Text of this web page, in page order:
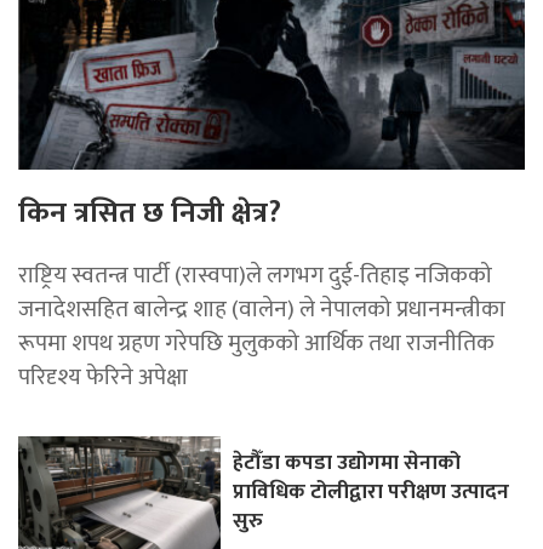
किन त्रसित छ निजी क्षेत्र?
राष्ट्रिय स्वतन्त्र पार्टी (रास्वपा)ले लगभग दुई-तिहाइ नजिकको
जनादेशसहित बालेन्द्र शाह (वालेन) ले नेपालको प्रधानमन्त्रीका
रूपमा शपथ ग्रहण गरेपछि मुलुकको आर्थिक तथा राजनीतिक
परिदृश्य फेरिने अपेक्षा
हेटौँडा कपडा उद्योगमा सेनाको
प्राविधिक टोलीद्वारा परीक्षण उत्पादन
सुरु